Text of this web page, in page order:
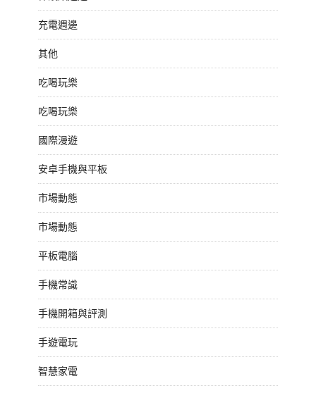
充電週邊
其他
吃喝玩樂
吃喝玩樂
國際漫遊
安卓手機與平板
市場動態
市場動態
平板電腦
手機常識
手機開箱與評測
手遊電玩
智慧家電